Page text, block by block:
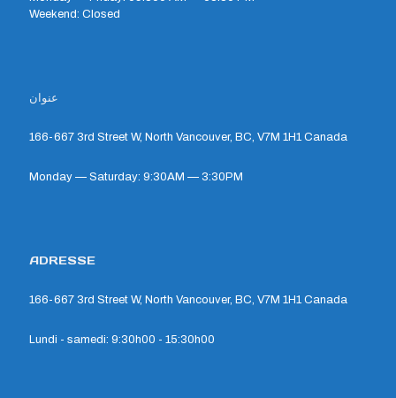
Weekend: Closed
عنوان
166-667 3rd Street W, North Vancouver, BC, V7M 1H1 Canada
Monday — Saturday: 9:30AM — 3:30PM
ADRESSE
166-667 3rd Street W, North Vancouver, BC, V7M 1H1 Canada
Lundi - samedi: 9:30h00 - 15:30h00